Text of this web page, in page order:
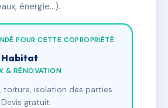
énergie…).
POUR CETTE COPROPRIÉTÉ
Habitat
& RÉNOVATION
toiture, isolation des parties
gratuit.